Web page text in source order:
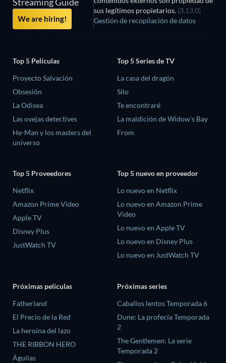
We are hiring!
sus legítimos propietarios. (3.13.0)
Gestión de recopilación de datos
Top 5 Películas
Proyecto Salvación
Obsesión
La Odisea
Las ovejas detectives
He-Man y los masters del
universo
Top 5 Series de TV
La casa del dragón
Silo
Te encontraré
La maldición de Widow's Bay
From
Top 5 Proveedores
Netflix
Amazon Prime Video
Apple TV
Disney Plus
JustWatch TV
Top 5 nuevo en proveedor
Lo nuevo en Netflix
Lo nuevo en Amazon Prime
Video
Lo nuevo en Apple TV
Lo nuevo en Disney Plus
Lo nuevo en JustWatch TV
Próximas películas
Fatherland
El Precio de la Red
La heroína del lazo
THE RIBBON HERO
Águilas
Próximas series
Caballos lentos Temporada 6
Dune: La profecía Temporada
2
The Gentlemen: La serie
Temporada 2